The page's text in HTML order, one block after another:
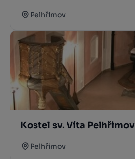
Pelhřimov
Kostel sv. Víta Pelhřimov
Pelhřimov